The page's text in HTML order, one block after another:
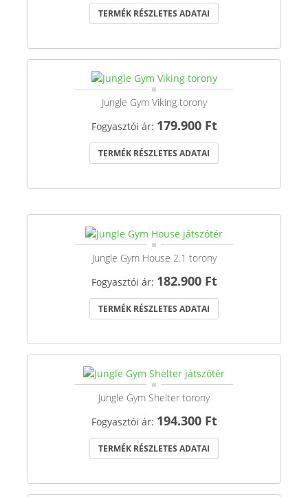
TERMÉK RÉSZLETES ADATAI
Jungle Gym Viking torony
Fogyasztói ár: 179.900 Ft
TERMÉK RÉSZLETES ADATAI
Jungle Gym House 2.1 torony
Fogyasztói ár: 182.900 Ft
TERMÉK RÉSZLETES ADATAI
Jungle Gym Shelter torony
Fogyasztói ár: 194.300 Ft
TERMÉK RÉSZLETES ADATAI